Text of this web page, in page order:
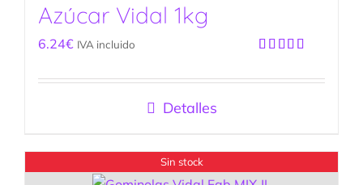
Azúcar Vidal 1kg
con5.00de
6.24€ IVA incluido
Detalles
Sin stock